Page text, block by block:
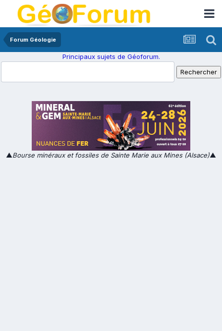
Forum Géologie
Principaux sujets de Géoforum.
▲Bourse minéraux et fossiles de Sainte Marie aux Mines (Alsace)▲